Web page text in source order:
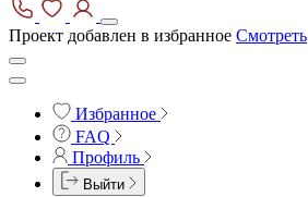
Проект добавлен в избранное Смотреть
Избранное
FAQ
Профиль
Выйти